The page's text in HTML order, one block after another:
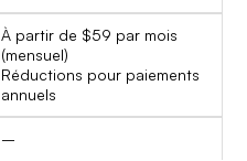
À partir de $59 par mois
(mensuel)
Réductions pour paiements
annuels
–